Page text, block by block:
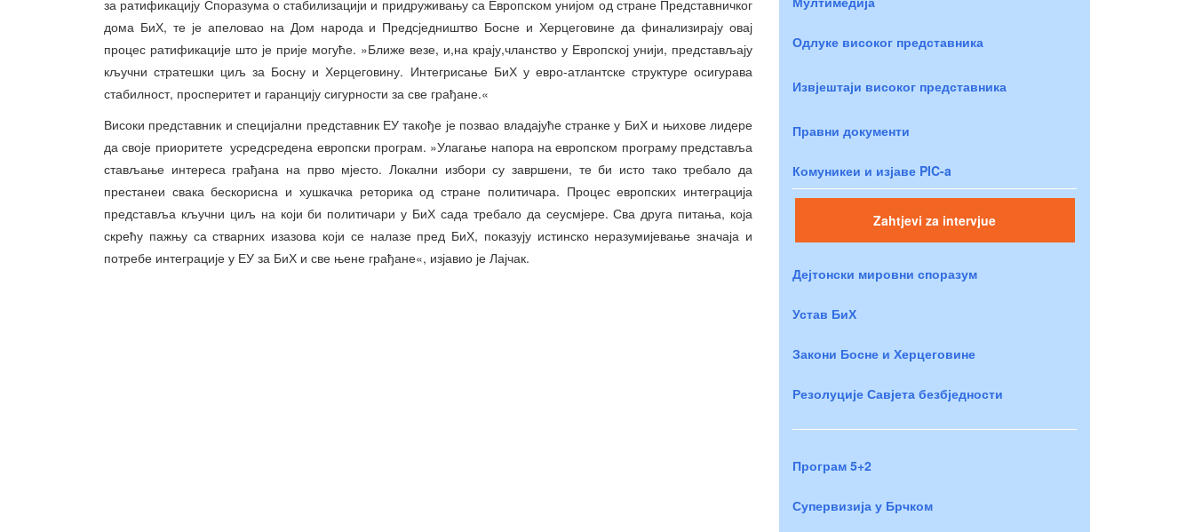
за ратификацију Споразума о стабилизацији и придруживању са Европском унијом од стране Представничког
дома БиХ, те је апеловао на Дом народа и Предсједништво Босне и Херцеговине да финализирају овај
процес ратификације што је прије могуће. »Ближе везе, и,на крају,чланство у Европској унији, представљају
кључни стратешки циљ за Босну и Херцеговину. Интегрисање БиХ у евро-атлантске структуре осигурава
стабилност, просперитет и гаранцију сигурности за све грађане.«
Високи представник и специјални представник ЕУ такође је позвао владајуће странке у БиХ и њихове лидере
да своје приоритете усредсредена европски програм. »Улагање напора на европском програму представља
стављање интереса грађана на прво мјесто. Локални избори су завршени, те би исто тако требало да
престанеи свака бескорисна и хушкачка реторика од стране политичара. Процес европских интеграција
представља кључни циљ на који би политичари у БиХ сада требало да сеусмјере. Сва друга питања, која
скрећу пажњу са стварних изазова који се налазе пред БиХ, показују истинско неразумијевање значаја и
потребе интеграције у ЕУ за БиХ и све њене грађане«, изјавио је Лајчак.
Одлуке високог представника
Извјештаји високог представника
Правни документи
Комуникеи и изјаве PIC-a
Zahtjevi za intervjue
Дејтонски мировни споразум
Устав БиХ
Закони Босне и Херцеговине
Резолуције Савјета безбједности
Програм 5+2
Супервизија у Брчком